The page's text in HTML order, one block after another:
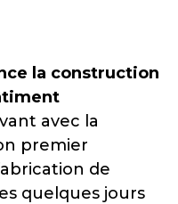
la construction
avec la
premier
de
quelques jours